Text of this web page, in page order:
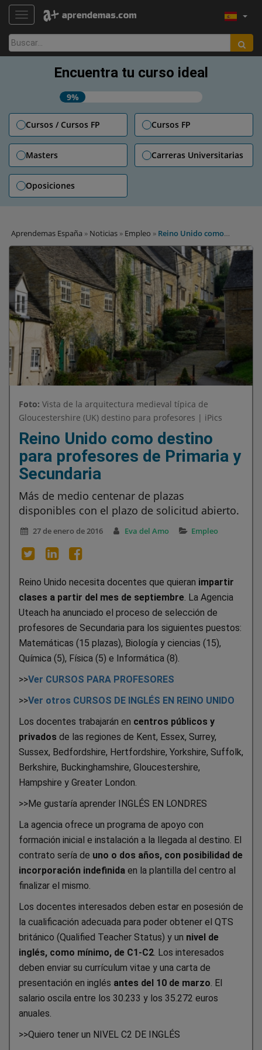
TOGGLE NAVIGATION
Buscar:
Encuentra tu curso ideal
9%
Cursos / Cursos FP Cursos FP
Masters Carreras Universitarias
Oposiciones
Aprendemas España » Noticias » Empleo » Reino Unido como
destino para profesores de Primaria y Secundaria
Foto: Vista de la arquitectura medieval típica de
Gloucestershire (UK) destino para profesores | iPics
Reino Unido como destino
para profesores de Primaria y
Secundaria
Más de medio centenar de plazas
disponibles con el plazo de solicitud abierto.
27 de enero de 2016 Eva del Amo Empleo
Reino Unido necesita docentes que quieran impartir
clases a partir del mes de septiembre . La Agencia
Uteach ha anunciado el proceso de selección de
profesores de Secundaria para los siguientes puestos:
Matemáticas (15 plazas), Biología y ciencias (15),
Química (5), Física (5) e Informática (8).
>>Ver CURSOS PARA PROFESORES
>>Ver otros CURSOS DE INGLÉS EN REINO UNIDO
Los docentes trabajarán en centros públicos y
privados de las regiones de Kent, Essex, Surrey,
Sussex, Bedfordshire, Hertfordshire, Yorkshire, Suffolk,
Berkshire, Buckinghamshire, Gloucestershire,
Hampshire y Greater London.
>>Me gustaría aprender INGLÉS EN LONDRES
La agencia ofrece un programa de apoyo con
formación inicial e instalación a la llegada al destino. El
contrato sería de uno o dos años, con posibilidad de
incorporación indefinida en la plantilla del centro al
finalizar el mismo.
Los docentes interesados deben estar en posesión de
la cualificación adecuada para poder obtener el QTS
británico (Qualified Teacher Status) y un nivel de
inglés, como mínimo, de C1-C2 . Los interesados
deben enviar su currículum vitae y una carta de
presentación en inglés antes del 10 de marzo . El
salario oscila entre los 30.233 y los 35.272 euros
anuales.
>>Quiero tener un NIVEL C2 DE INGLÉS